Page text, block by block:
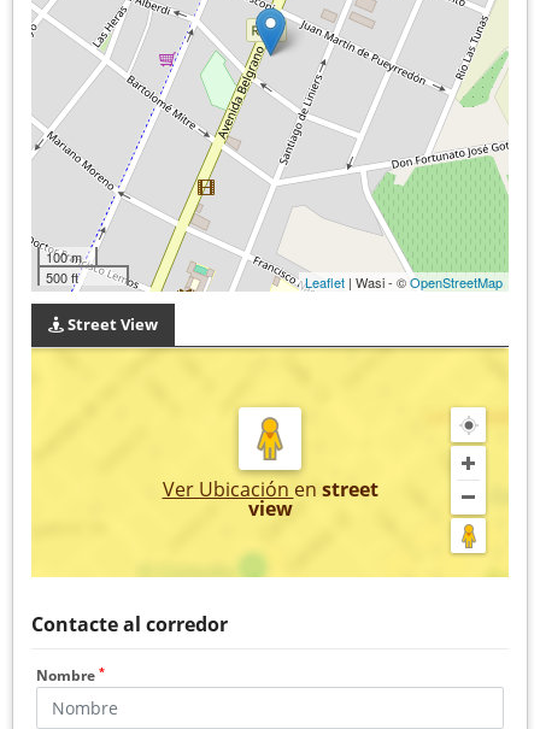
100 m
500 ft
Leaflet | Wasi - ©OpenStreetMap
Street View
Ver Ubicación en street
view
Contacte al corredor
Nombre *